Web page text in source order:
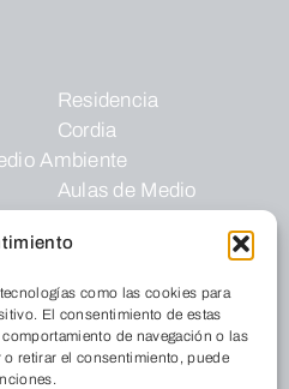
como las cookies para
El consentimiento de estas
de navegación o las
retirar el consentimiento, puede
Residencia
Cordia
Ambiente
Aulas de Medio
Programas
Programas de
apoyo